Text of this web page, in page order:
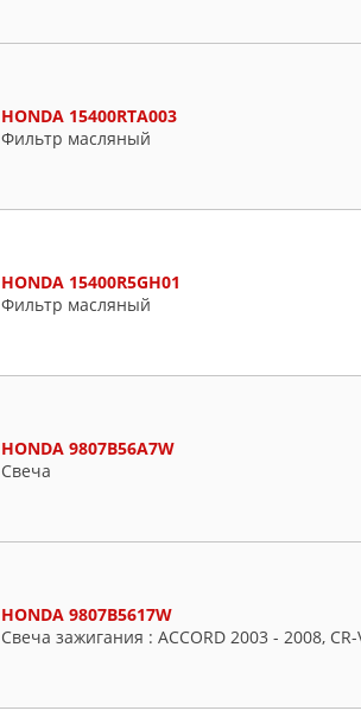
HONDA 15400RTA003
Фильтр масляный
HONDA 15400R5GH01
Фильтр масляный
HONDA 9807B56A7W
Свеча
HONDA 9807B5617W
Свеча зажигания : ACCORD 2003 - 2008,